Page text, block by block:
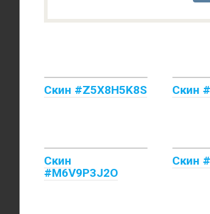
Скин #Z5X8H5K8S Скин
Скин
#M6V9P3J2O
Скин